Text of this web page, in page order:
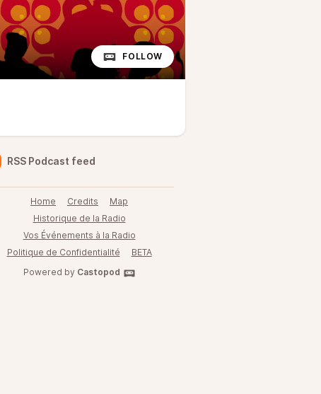
FOLLOW
RSS Podcast feed
Home Credits
Map
Historique de la Radio
Vos Événements à la Radio
Politique de Confidentialité
BETA
Powered by Castopod